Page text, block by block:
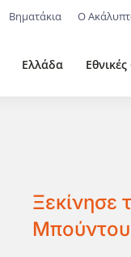
Βηματάκια Ο
Ελλάδα
Ξεκίνησε